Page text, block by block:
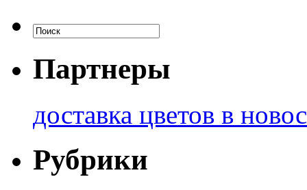
Партнеры
доставка цветов в
Рубрики